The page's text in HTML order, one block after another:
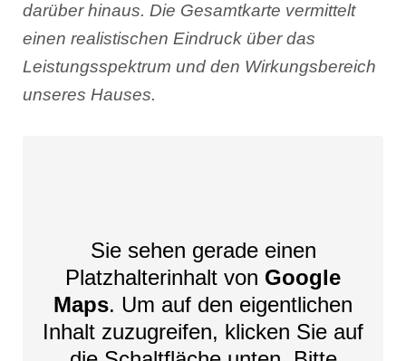
darüber hinaus. Die Gesamtkarte vermittelt
einen realistischen Eindruck über das
Leistungsspektrum und den Wirkungsbereich
unseres Hauses.
Sie sehen gerade einen
Platzhalterinhalt von Google
Maps. Um auf den eigentlichen
Inhalt zuzugreifen, klicken Sie auf